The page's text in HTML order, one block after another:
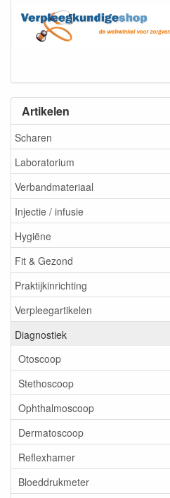
Artikelen
Scharen
Laboratorium
Verbandmateriaal
Injectie / infusie
Hygiëne
Fit & Gezond
Praktijkinrichting
Verpleegartikelen
Diagnostiek
Otoscoop
Stethoscoop
Ophthalmoscoop
Dermatoscoop
Reflexhamer
Bloeddrukmeter